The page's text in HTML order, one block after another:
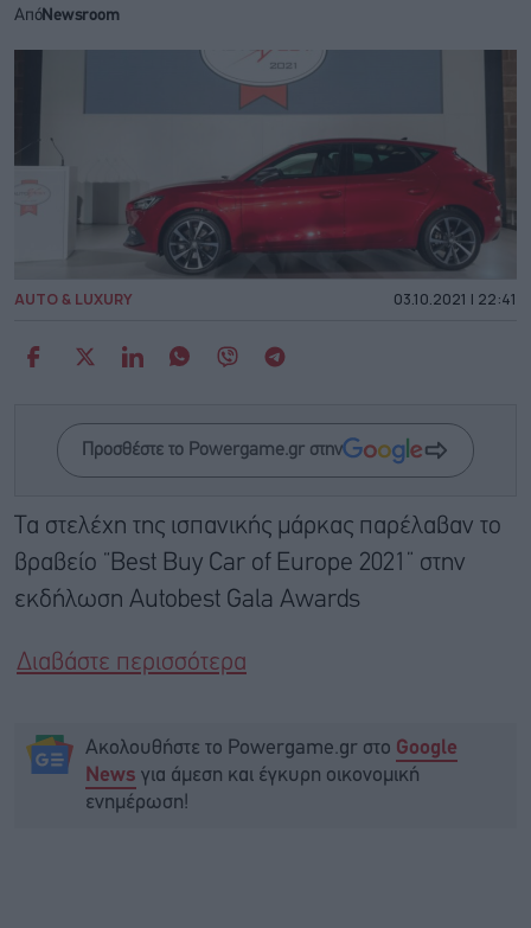
ΑπόNewsroom
AUTO & LUXURY 03.10.2021 | 22:41
Προσθέστε το Powergame.gr στην
Τα στελέχη της ισπανικής μάρκας παρέλαβαν το
βραβείο “Best Buy Car of Europe 2021” στην
εκδήλωση Autobest Gala Awards
Διαβάστε περισσότερα
Ακολουθήστε το Powergame.gr στο Google
News για άμεση και έγκυρη οικονομική
ενημέρωση!